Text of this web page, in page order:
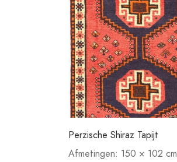
Perzische Shiraz Tapijt
Afmetingen: 150 × 102 cm